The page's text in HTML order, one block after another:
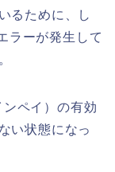
るために、し
ラーが発生して
ペイ）の有効
い状態になっ